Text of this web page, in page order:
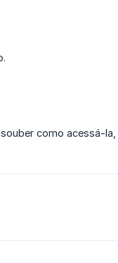
souber como acessá-la,